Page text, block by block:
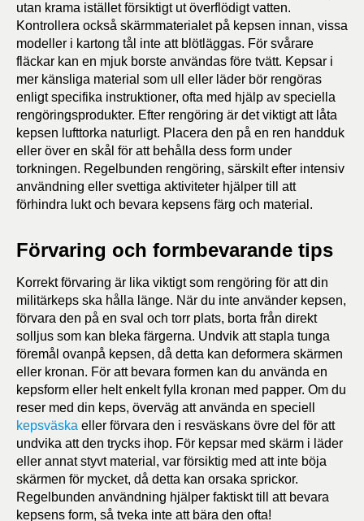
utan krama istället försiktigt ut överflödigt vatten.
Kontrollera också skärmmaterialet på kepsen innan, vissa
modeller i kartong tål inte att blötläggas. För svårare
fläckar kan en mjuk borste användas före tvätt. Kepsar i
mer känsliga material som ull eller läder bör rengöras
enligt specifika instruktioner, ofta med hjälp av speciella
rengöringsprodukter. Efter rengöring är det viktigt att låta
kepsen lufttorka naturligt. Placera den på en ren handduk
eller över en skål för att behålla dess form under
torkningen. Regelbunden rengöring, särskilt efter intensiv
användning eller svettiga aktiviteter hjälper till att
förhindra lukt och bevara kepsens färg och material.
Förvaring och formbevarande tips
Korrekt förvaring är lika viktigt som rengöring för att din
militärkeps ska hålla länge. När du inte använder kepsen,
förvara den på en sval och torr plats, borta från direkt
solljus som kan bleka färgerna. Undvik att stapla tunga
föremål ovanpå kepsen, då detta kan deformera skärmen
eller kronan. För att bevara formen kan du använda en
kepsform eller helt enkelt fylla kronan med papper. Om du
reser med din keps, överväg att använda en speciell
kepsväska eller förvara den i resväskans övre del för att
undvika att den trycks ihop. För kepsar med skärm i läder
eller annat styvt material, var försiktig med att inte böja
skärmen för mycket, då detta kan orsaka sprickor.
Regelbunden användning hjälper faktiskt till att bevara
kepsens form, så tveka inte att bära den ofta!